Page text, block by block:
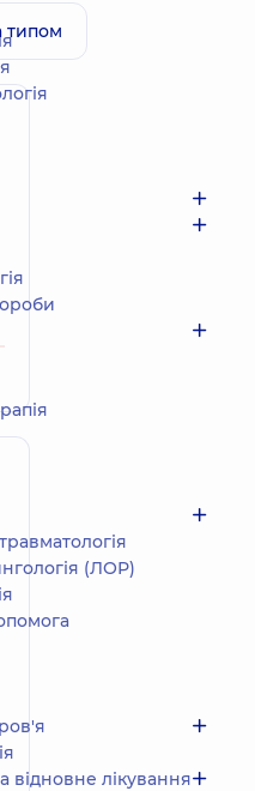
типом
(ЛОР)
відновне лікування